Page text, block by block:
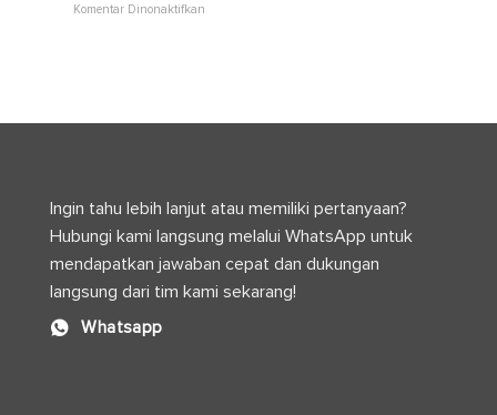
Efisien
Komentar Dinonaktifkan
dalam
Ingin tahu lebih lanjut atau memiliki pertanyaan?
Hubungi kami langsung melalui WhatsApp untuk
mendapatkan jawaban cepat dan dukungan
langsung dari tim kami sekarang!
Whatsapp